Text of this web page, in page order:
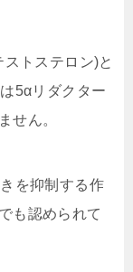
トステロン)と
5αリダクター
せん。
を抑制する作
も認められて